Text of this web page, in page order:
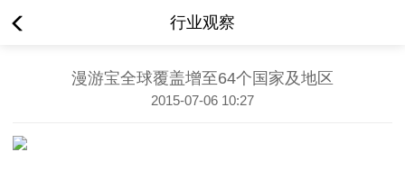
行业观察
漫游宝全球覆盖增至64个国家及地区
2015-07-06 10:27